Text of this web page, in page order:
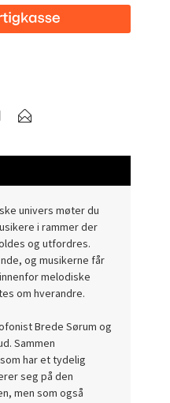
univers møter du
i rammer der
og utfordres.
og musikerne får
melodiske
om hverandre.
Brede Sørum og
Sammen
har et tydelig
seg på den
men som også